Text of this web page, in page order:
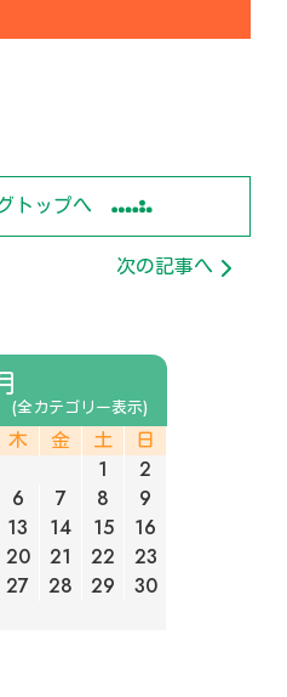
トップへ
次の記事へ
(全カテゴリー表示)
木 金 土 日
1
2
6 7 8
9
13 14 15
16
20 21 22
23
27 28 29
30